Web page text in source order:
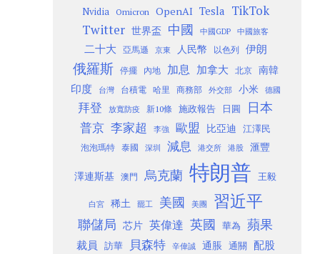
Nvidia Omicron OpenAI Tesla TikTok
Twitter 世界盃 中國 中國GDP 中國旅客
二十大 亞馬遜 京東 人民幣 以色列 伊朗
俄羅斯 停擺 內地 加息 加拿大 北京
南韓
印度
台灣 台積電 哈里 商務部 外交部 小米 德國
拜登 放寬防疫 新10條 施政報告 日圓 日本
普京 李家超 李強 歐盟 比亞迪 江澤民
泡泡瑪特 泰國 深圳 減息 港交所 港股 滙豐
澤連斯基 澳門 烏克蘭 特朗普 王毅
白宮 稀土 罷工 美國 美團 習近平
聯儲局 芯片 英偉達 英國 華為 蘋果
裁員 訪華 貝森特 辛偉誠 通脹 通關 配股